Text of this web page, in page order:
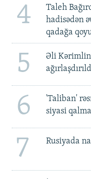
4
Taleh
hadisədən
qadağa
5
Əli
6
'Taliban'
siyasi
7 Rusiyada